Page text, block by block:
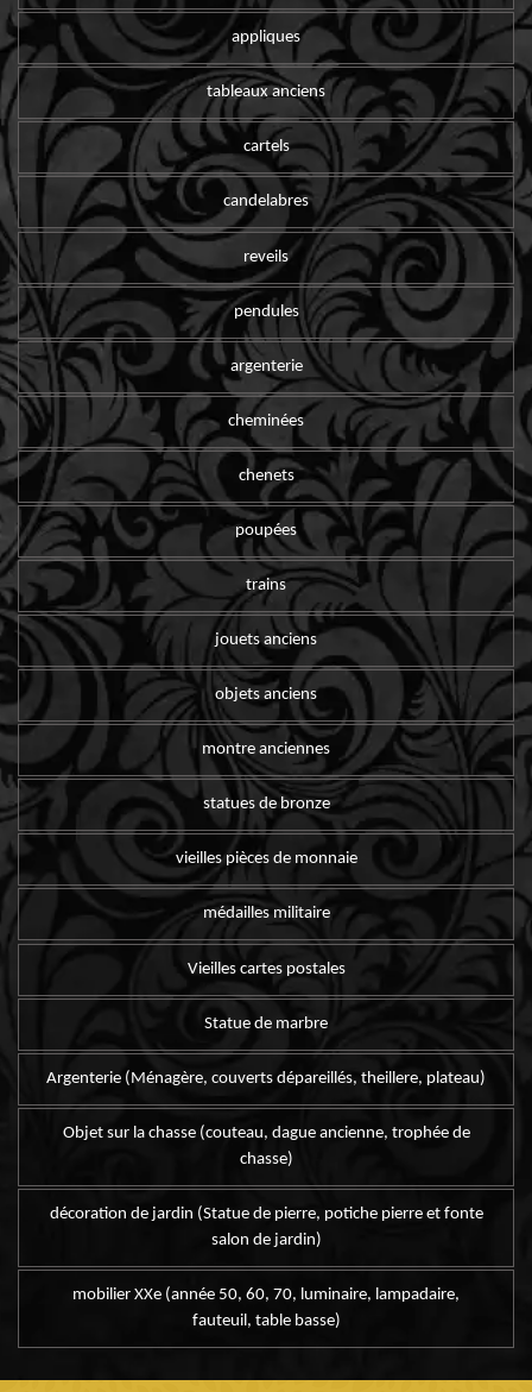
appliques
tableaux anciens
cartels
candelabres
reveils
pendules
argenterie
cheminées
chenets
poupées
trains
jouets anciens
objets anciens
montre anciennes
statues de bronze
vieilles pièces de monnaie
médailles militaire
Vieilles cartes postales
Statue de marbre
Argenterie (Ménagère, couverts dépareillés, theillere, plateau)
Objet sur la chasse (couteau, dague ancienne, trophée de
chasse)
décoration de jardin (Statue de pierre, potiche pierre et fonte
salon de jardin)
mobilier XXe (année 50, 60, 70, luminaire, lampadaire,
fauteuil, table basse)